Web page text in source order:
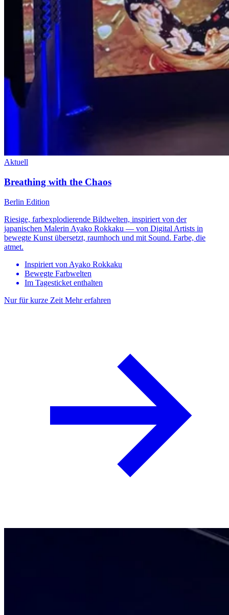
Aktuell
Breathing with the Chaos
Berlin Edition
Riesige, farbexplodierende Bildwelten, inspiriert von der
japanischen Malerin Ayako Rokkaku — von Digital Artists in
bewegte Kunst übersetzt, raumhoch und mit Sound. Farbe, die
atmet.
Inspiriert von Ayako Rokkaku
Bewegte Farbwelten
Im Tagesticket enthalten
Nur für kurze Zeit Mehr erfahren